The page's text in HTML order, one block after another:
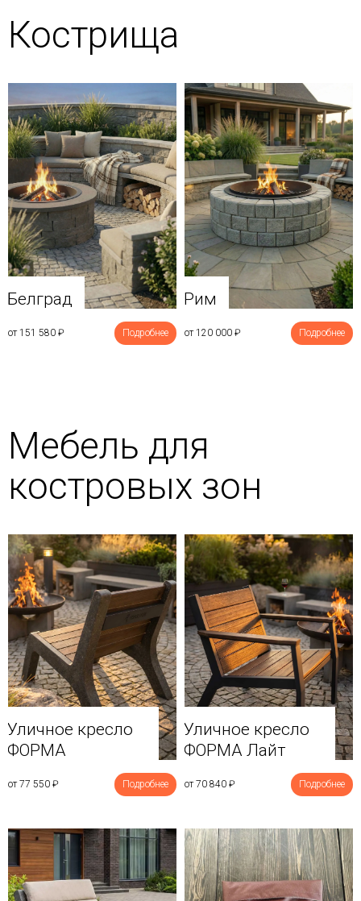
Кострища
Белград
от 151 580 ₽ Подробнее
Рим
от 120 000 ₽ Подробнее
Мебель для
костровых зон
Уличное кресло
ФОРМА
от 77 550 ₽ Подробнее
Уличное кресло
ФОРМА Лайт
от 70 840 ₽ Подробнее